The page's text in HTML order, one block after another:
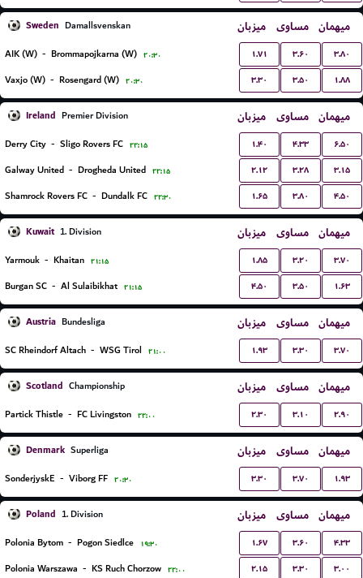
Sweden Damallsvenskan میزبان مساوی میهمان
AIK (W) - Brommapojkarna (W) ۲۰:۳۰ ۱.۷۱ ۳.۶۰ ۳.۸۰
Vaxjo (W) - Rosengard (W) ۲۰:۳۰ ۳.۳۰ ۳.۵۰ ۱.۸۸
Ireland Premier Division میزبان مساوی میهمان
Derry City - Sligo Rovers FC ۲۲:۱۵ ۱.۴۰ ۴.۳۳ ۶.۵۰
Galway United - Drogheda United ۲۲:۱۵ ۲.۱۲ ۳.۲۸ ۳.۱۵
Shamrock Rovers FC - Dundalk FC ۲۲:۳۰ ۱.۶۵ ۳.۸۰ ۴.۵۰
Kuwait 1. Division میزبان مساوی میهمان
Yarmouk - Khaitan ۲۱:۱۵ ۱.۸۵ ۳.۲۰ ۳.۷۰
Burgan SC - Al Sulaibikhat ۲۱:۱۵ ۴.۵۰ ۳.۵۰ ۱.۶۳
Austria Bundesliga میزبان مساوی میهمان
SC Rheindorf Altach - WSG Tirol ۲۱:۰۰ ۱.۹۳ ۳.۳۰ ۳.۷۰
Scotland Championship میزبان مساوی میهمان
Partick Thistle - FC Livingston ۲۲:۰۰ ۲.۳۰ ۳.۱۰ ۲.۹۰
Denmark Superliga میزبان مساوی میهمان
SonderjyskE - Viborg FF ۲۰:۳۰ ۳.۳۰ ۳.۷۰ ۱.۹۳
Poland 1. Division میزبان مساوی میهمان
Polonia Bytom - Pogon Siedlce ۱۹:۳۰ ۱.۶۷ ۳.۶۰ ۴.۳۳
Polonia Warszawa - KS Ruch Chorzow ۲۲:۰۰ ۲.۱۵ ۳.۳۰ ۳.۰۰